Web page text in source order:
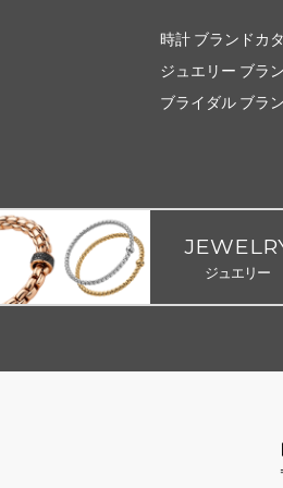
時計 ブランドカ
ジュエリー ブラ
ブライダル ブラ
ジュエリー